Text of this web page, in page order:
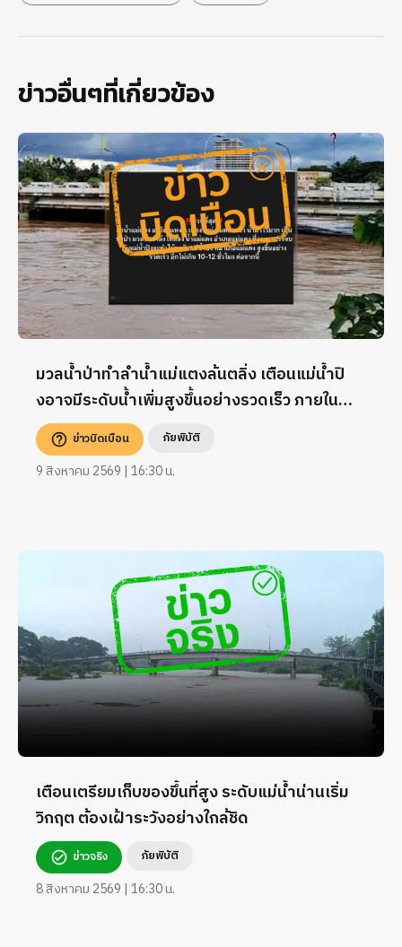
ข่าวอื่นๆที่เกี่ยวข้อง
มวลน้ำป่าทำลำน้ำแม่แตงล้นตลิ่ง เตือนแม่น้ำปิ
งอาจมีระดับน้ำเพิ่มสูงขึ้นอย่างรวดเร็ว ภายใน
10–12 ชั่วโมง
ข่าวบิดเบือน ภัยพิบัติ
9 สิงหาคม 2569 | 16:30 น.
เตือนเตรียมเก็บของขึ้นที่สูง ระดับแม่น้ำน่านเริ่ม
วิกฤต ต้องเฝ้าระวังอย่างใกล้ชิด
ข่าวจริง ภัยพิบัติ
8 สิงหาคม 2569 | 16:30 น.